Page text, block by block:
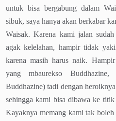
untuk bisa bergabung dalam
sibuk, saya hanya akan berkabar
Waisak. Karena kami jalan
agak kelelahan, hampir tidak
karena masih harus naik.
yang mbaurekso
Buddhazine) tadi dengan
sehingga kami bisa dibawa ke
Kayaknya memang kami tak